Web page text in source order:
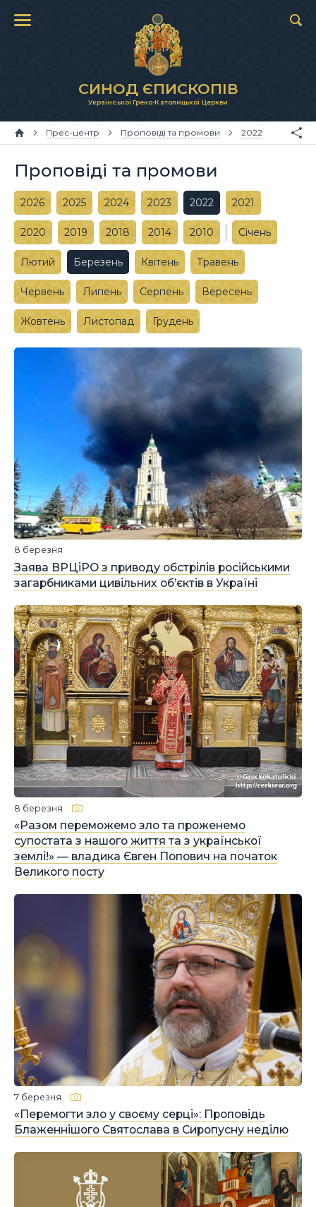
СИНОД ЄПИСКОПІВ
Української Греко-Католицької Церкви
Прес-центр Проповіді та промови 2022
Проповіді та промови
2026 2025 2024 2023 2022 2021
2020 2019 2018 2014 2010 Січень
Лютий Березень Квітень Травень
Червень Липень Серпень Вересень
Жовтень Листопад Грудень
Заява ВРЦіРО з приводу обстрілів російськими
загарбниками цивільних об’єктів в Україні
8 березня
«Разом переможемо зло та проженемо
супостата з нашого життя та з української
землі!» — владика Євген Попович на початок
Великого посту
8 березня
«Перемогти зло у своєму серці»: Проповідь
Блаженнішого Святослава в Сиропусну неділю
7 березня